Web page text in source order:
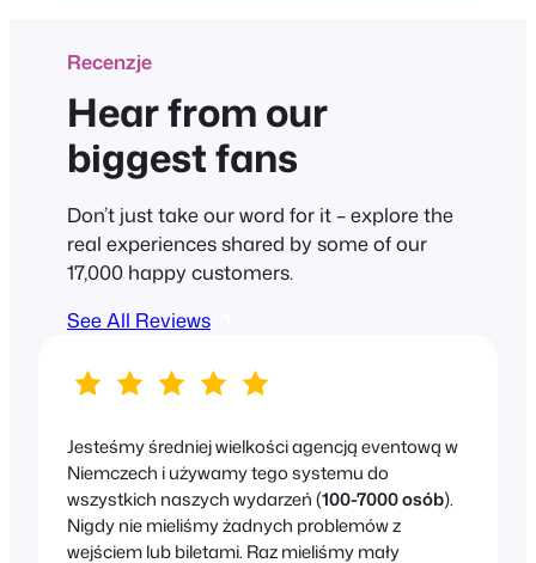
Recenzje
Hear from our
biggest fans
Don’t just take our word for it – explore the
real experiences shared by some of our
17,000 happy customers.
See All Reviews
Jesteśmy średniej wielkości agencją eventową w
Niemczech i używamy tego systemu do
wszystkich naszych wydarzeń (100-7000 osób).
Nigdy nie mieliśmy żadnych problemów z
wejściem lub biletami. Raz mieliśmy mały